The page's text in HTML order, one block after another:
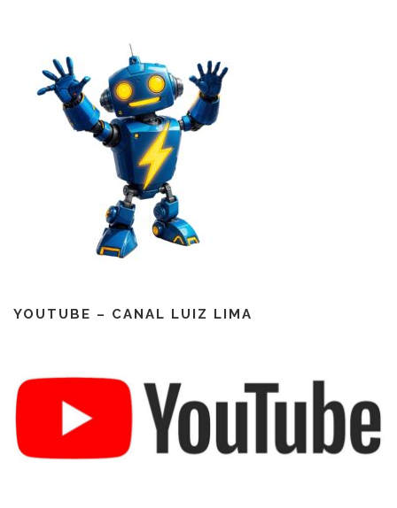
YOUTUBE – CANAL LUIZ LIMA